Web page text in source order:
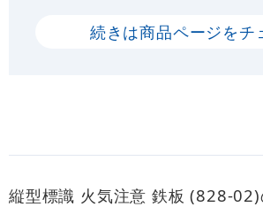
続きは商品ページをチ
縦型標識 火気注意 鉄板 (828-02)